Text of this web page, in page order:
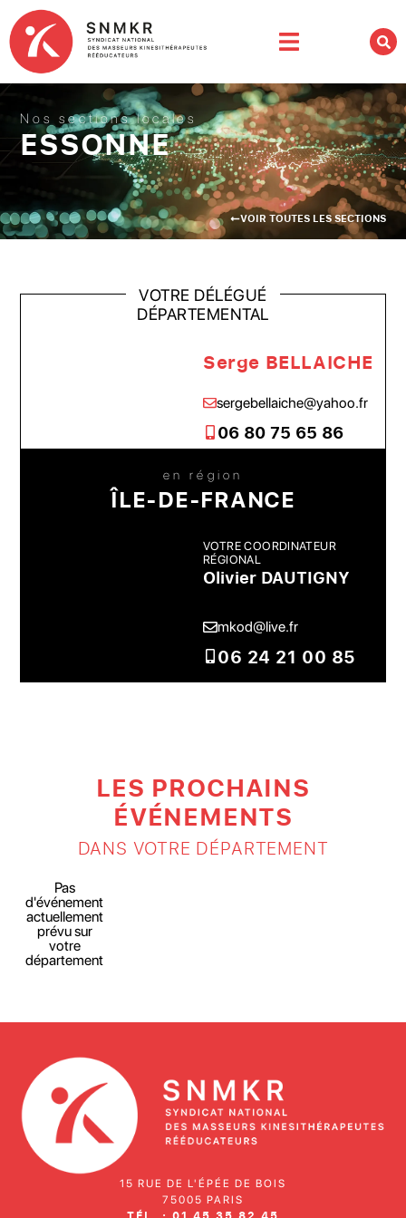
Nos sections locales
ESSONNE
VOIR TOUTES LES SECTIONS
VOTRE DÉLÉGUÉ
DÉPARTEMENTAL
Serge BELLAICHE
sergebellaiche@yahoo.fr
06 80 75 65 86
en région
ÎLE-DE-FRANCE
VOTRE COORDINATEUR
RÉGIONAL
Olivier DAUTIGNY
mkod@live.fr
06 24 21 00 85
LES PROCHAINS
ÉVÉNEMENTS
DANS VOTRE DÉPARTEMENT
Pas
d'événement
actuellement
prévu sur
votre
département
15 RUE DE L'ÉPÉE DE BOIS
75005 PARIS